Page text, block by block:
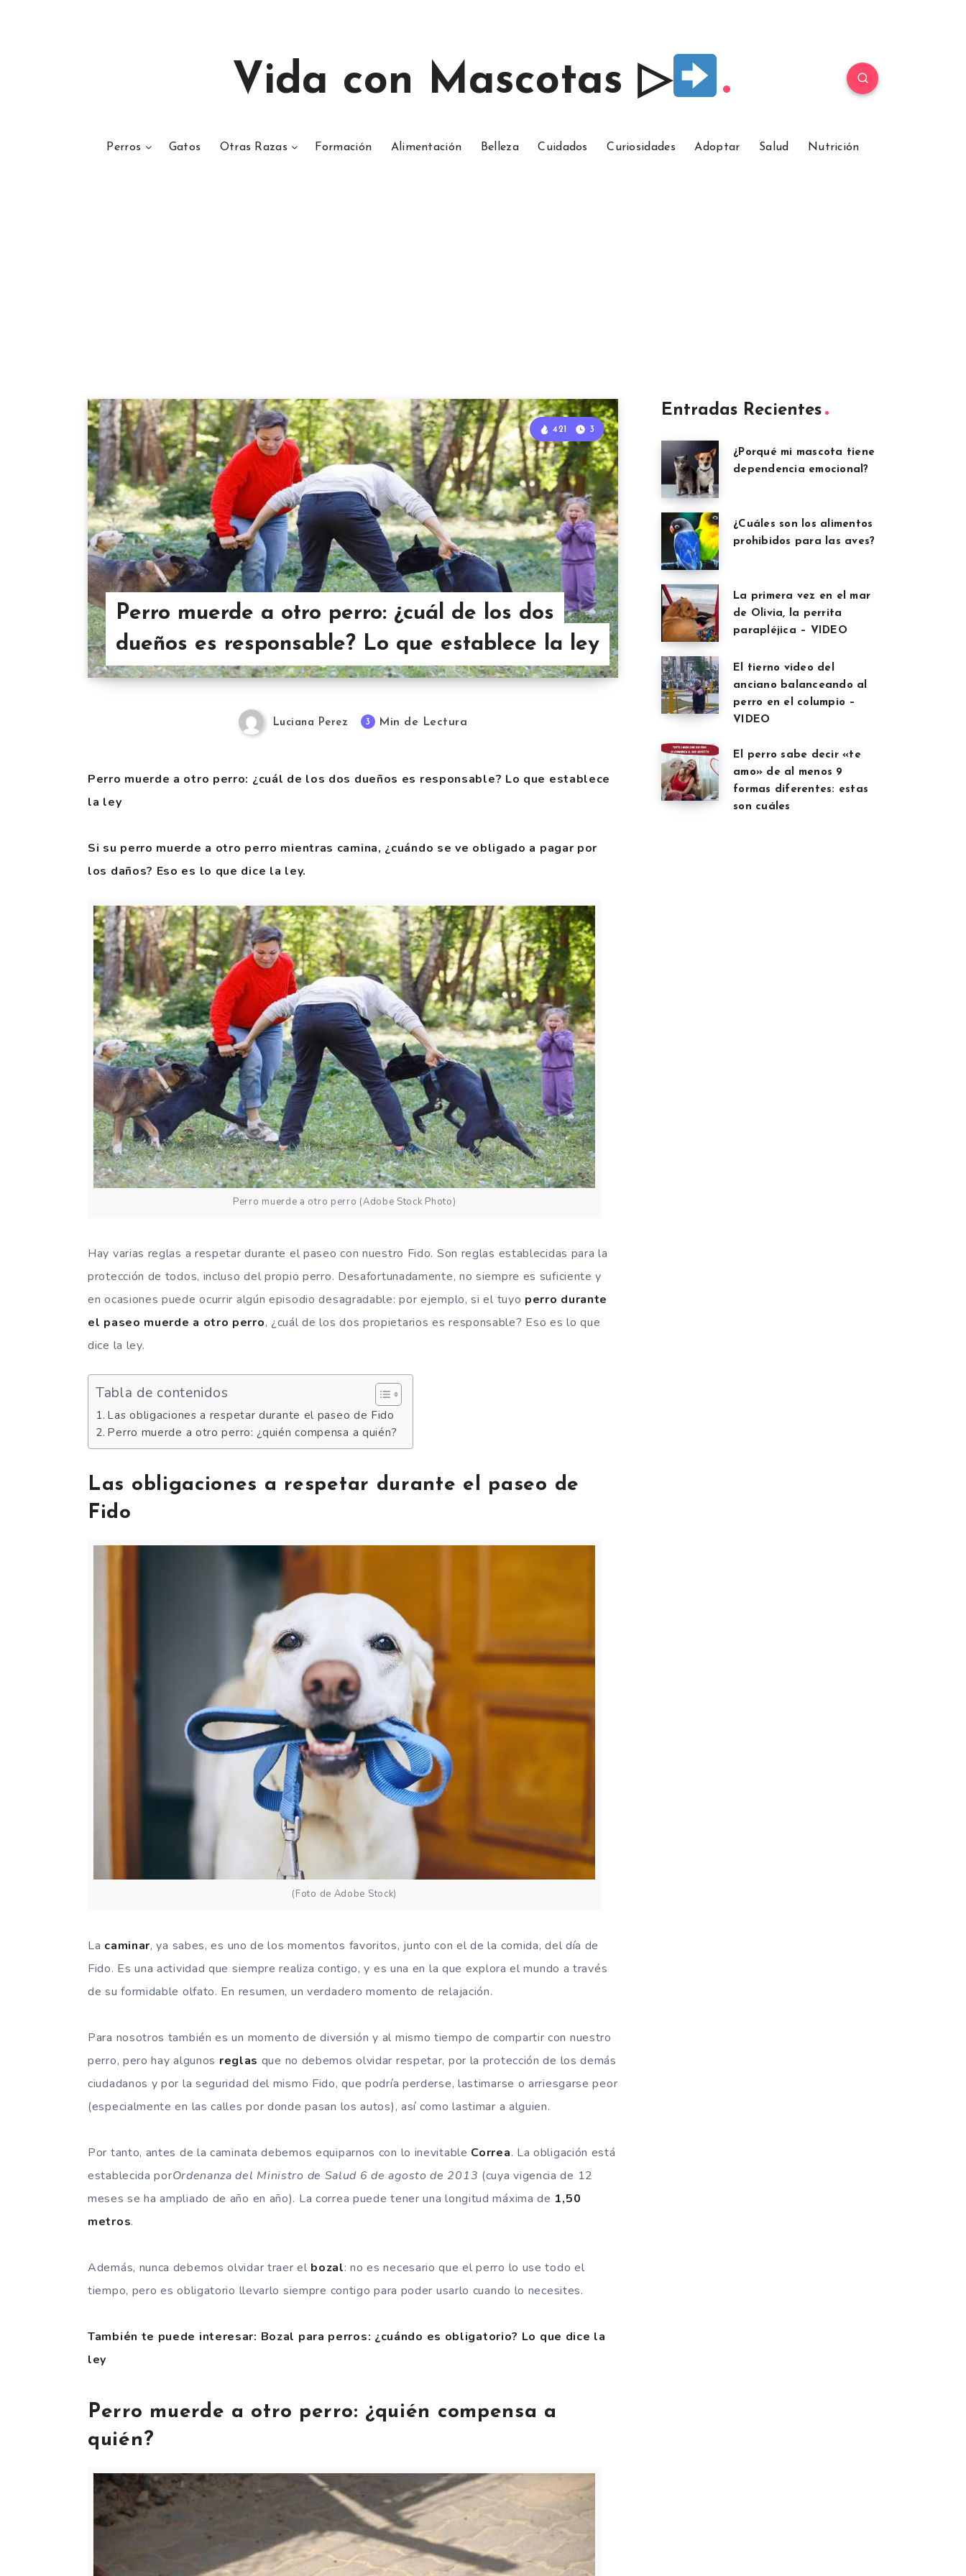
Vida con Mascotas ▷
Perros Gatos Otras Razas Formación Alimentación Belleza Cuidados Curiosidades Adoptar Salud Nutrición
Perro muerde a otro perro: ¿cuál de los dos
dueños es responsable? Lo que establece la ley
421 3
Luciana Perez 3 Min de Lectura
Perro muerde a otro perro: ¿cuál de los dos dueños es responsable? Lo que establece
la ley
Si su perro muerde a otro perro mientras camina, ¿cuándo se ve obligado a pagar por
los daños? Eso es lo que dice la ley.
Perro muerde a otro perro (Adobe Stock Photo)
Hay varias reglas a respetar durante el paseo con nuestro Fido. Son reglas establecidas para la
protección de todos, incluso del propio perro. Desafortunadamente, no siempre es suficiente y
en ocasiones puede ocurrir algún episodio desagradable: por ejemplo, si el tuyo perro durante
el paseo muerde a otro perro, ¿cuál de los dos propietarios es responsable? Eso es lo que
dice la ley.
Tabla de contenidos
Las obligaciones a respetar durante el paseo de Fido
Perro muerde a otro perro: ¿quién compensa a quién?
Las obligaciones a respetar durante el paseo de
Fido
(Foto de Adobe Stock)
La caminar, ya sabes, es uno de los momentos favoritos, junto con el de la comida, del día de
Fido. Es una actividad que siempre realiza contigo, y es una en la que explora el mundo a través
de su formidable olfato. En resumen, un verdadero momento de relajación.
Para nosotros también es un momento de diversión y al mismo tiempo de compartir con nuestro
perro, pero hay algunos reglas que no debemos olvidar respetar, por la protección de los demás
ciudadanos y por la seguridad del mismo Fido, que podría perderse, lastimarse o arriesgarse peor
(especialmente en las calles por donde pasan los autos), así como lastimar a alguien.
Por tanto, antes de la caminata debemos equiparnos con lo inevitable Correa. La obligación está
establecida porOrdenanza del Ministro de Salud 6 de agosto de 2013 (cuya vigencia de 12
meses se ha ampliado de año en año). La correa puede tener una longitud máxima de 1,50
metros.
Además, nunca debemos olvidar traer el bozal: no es necesario que el perro lo use todo el
tiempo, pero es obligatorio llevarlo siempre contigo para poder usarlo cuando lo necesites.
También te puede interesar: Bozal para perros: ¿cuándo es obligatorio? Lo que dice la
ley
Perro muerde a otro perro: ¿quién compensa a
quién?
Entradas Recientes
¿Porqué mi mascota tiene
dependencia emocional?
¿Cuáles son los alimentos
prohibidos para las aves?
La primera vez en el mar
de Olivia, la perrita
parapléjica – VIDEO
El tierno video del
anciano balanceando al
perro en el columpio –
VIDEO
El perro sabe decir «te
amo» de al menos 9
formas diferentes: estas
son cuáles